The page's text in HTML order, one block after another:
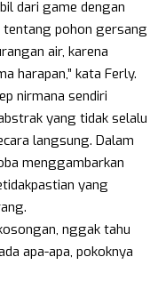
dari game dengan
tentang pohon gersang
air, karena
harapan,” kata Ferly.
nirmana sendiri
yang tidak selalu
langsung. Dalam
menggambarkan
yang
nggak tahu
apa-apa, pokoknya